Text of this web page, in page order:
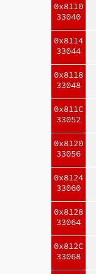
0x8110
33040
0x8114
33044
0x8118
33048
0x811C
33052
0x8120
33056
0x8124
33060
0x8128
33064
0x812C
33068